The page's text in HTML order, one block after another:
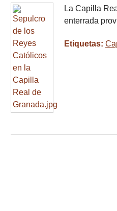
La Capilla
enterrada
Etiquetas: